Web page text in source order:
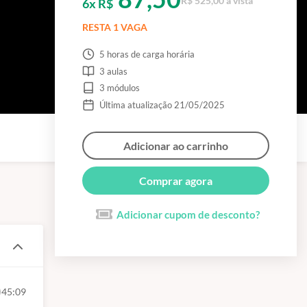
45:09
6x R$
RESTA 1 VAGA
5 horas de carga horária
3 aulas
3 módulos
Última atualização 21/05/2025
Adicionar ao carrinho
Comprar agora
Adicionar cupom de desconto?